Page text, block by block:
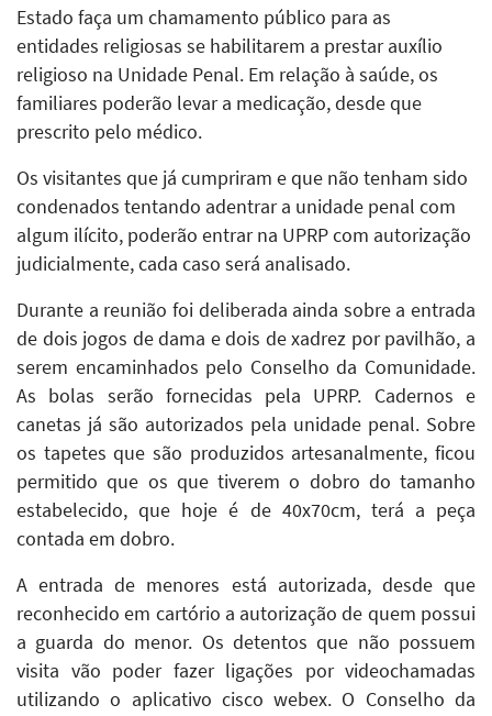
Estado faça um chamamento público para as
entidades religiosas se habilitarem a prestar auxílio
religioso na Unidade Penal. Em relação à saúde, os
familiares poderão levar a medicação, desde que
prescrito pelo médico.
Os visitantes que já cumpriram e que não tenham sido
condenados tentando adentrar a unidade penal com
algum ilícito, poderão entrar na UPRP com autorização
judicialmente, cada caso será analisado.
Durante a reunião foi deliberada ainda sobre a entrada
de dois jogos de dama e dois de xadrez por pavilhão, a
serem encaminhados pelo Conselho da Comunidade.
As bolas serão fornecidas pela UPRP. Cadernos e
canetas já são autorizados pela unidade penal. Sobre
os tapetes que são produzidos artesanalmente, ficou
permitido que os que tiverem o dobro do tamanho
estabelecido, que hoje é de 40x70cm, terá a peça
contada em dobro.
A entrada de menores está autorizada, desde que
reconhecido em cartório a autorização de quem possui
a guarda do menor. Os detentos que não possuem
visita vão poder fazer ligações por videochamadas
utilizando o aplicativo cisco webex. O Conselho da